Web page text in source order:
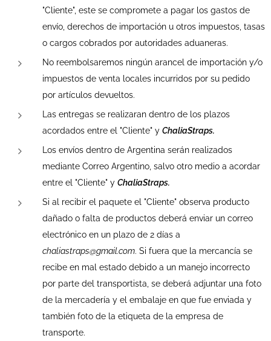
"Cliente", este se compromete a pagar los gastos de
envío, derechos de importación u otros impuestos, tasas
o cargos cobrados por autoridades aduaneras.
No reembolsaremos ningún arancel de importación y/o
impuestos de venta locales incurridos por su pedido
por artículos devueltos.
Las entregas se realizaran dentro de los plazos
acordados entre el "Cliente" y ChaliaStraps.
Los envíos dentro de Argentina serán realizados
mediante Correo Argentino, salvo otro medio a acordar
entre el "Cliente" y ChaliaStraps.
Si al recibir el paquete el "Cliente" observa producto
dañado o falta de productos deberá enviar un correo
electrónico en un plazo de 2 días a
chaliastraps@gmail.com. Si fuera que la mercancía se
recibe en mal estado debido a un manejo incorrecto
por parte del transportista, se deberá adjuntar una foto
de la mercadería y el embalaje en que fue enviada y
también foto de la etiqueta de la empresa de
transporte.